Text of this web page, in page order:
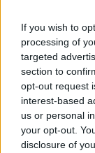
If you wish to
processing of
targeted
section to
opt-out request
interest-based
us or personal
your opt-out.
disclosure of
Atac
Brașov.